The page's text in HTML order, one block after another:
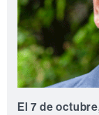
El 7 de